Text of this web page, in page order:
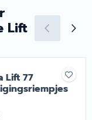
Lift
Lift 77